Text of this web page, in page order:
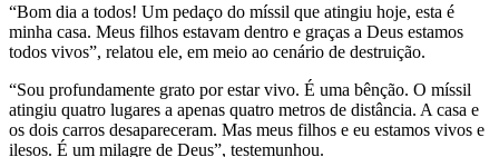
“Bom dia a todos! Um pedaço do míssil que atingiu hoje, esta é
minha casa. Meus filhos estavam dentro e graças a Deus estamos
todos vivos”, relatou ele, em meio ao cenário de destruição.
“Sou profundamente grato por estar vivo. É uma bênção. O míssil
atingiu quatro lugares a apenas quatro metros de distância. A casa e
os dois carros desapareceram. Mas meus filhos e eu estamos vivos e
ilesos. É um milagre de Deus”, testemunhou.